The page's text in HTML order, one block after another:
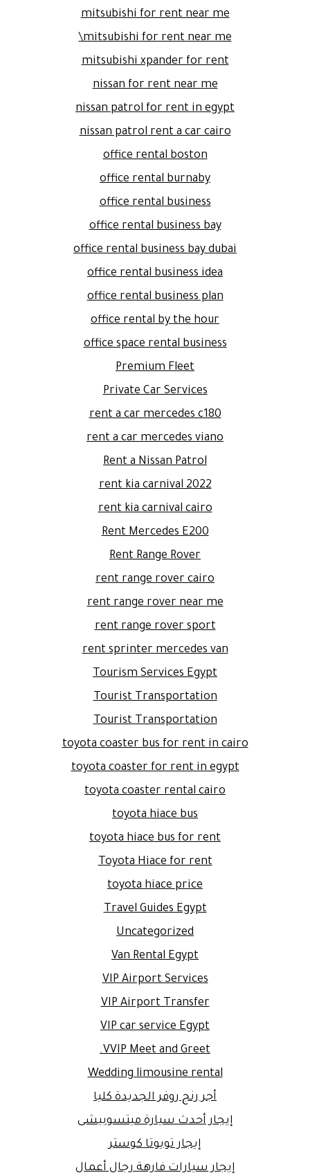
mitsubishi for rent near me
mitsubishi for rent near me\
mitsubishi xpander for rent
nissan for rent near me
nissan patrol for rent in egypt
nissan patrol rent a car cairo
office rental boston
office rental burnaby
office rental business
office rental business bay
office rental business bay dubai
office rental business idea
office rental business plan
office rental by the hour
office space rental business
Premium Fleet
Private Car Services
rent a car mercedes c180
rent a car mercedes viano
Rent a Nissan Patrol
rent kia carnival 2022
rent kia carnival cairo
Rent Mercedes E200
Rent Range Rover
rent range rover cairo
rent range rover near me
rent range rover sport
rent sprinter mercedes van
Tourism Services Egypt
Tourist Transportation
Tourist Transportation
toyota coaster bus for rent in cairo
toyota coaster for rent in egypt
toyota coaster rental cairo
toyota hiace bus
toyota hiace bus for rent
Toyota Hiace for rent
toyota hiace price
Travel Guides Egypt
Uncategorized
Van Rental Egypt
VIP Airport Services
VIP Airport Transfer
VIP car service Egypt
VVIP Meet and Greet.
Wedding limousine rental
أجر رنج روفر الجديدة كليا
إيجار أحدث سيارة ميتسوبيشى
إيجار تويوتا كوستر
إيجار سيارات فارهة رجال أعمال